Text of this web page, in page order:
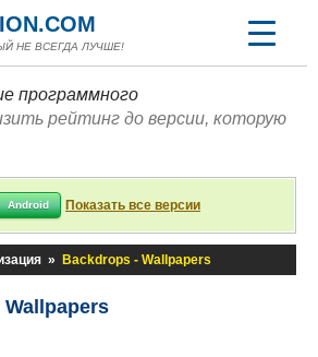
НЕ ВСЕГДА ЛУЧШЕ!
программного
рейтинг до версии, которую
Android Показать все версии
» Backdrops - Wallpapers